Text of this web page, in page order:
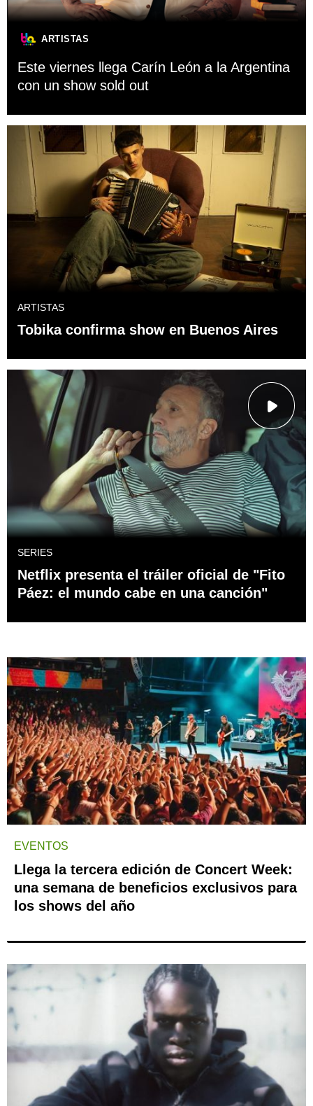
ARTISTAS
Este viernes llega Carín León a la Argentina
con un show sold out
ARTISTAS
Tobika confirma show en Buenos Aires
SERIES
Netflix presenta el tráiler oficial de "Fito
Páez: el mundo cabe en una canción"
EVENTOS
Llega la tercera edición de Concert Week:
una semana de beneficios exclusivos para
los shows del año